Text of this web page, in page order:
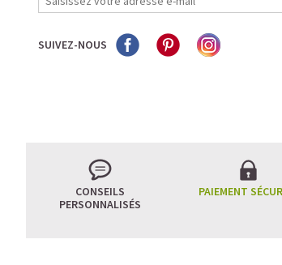
SUIVEZ-NOUS
CONSEILS
PERSONNALISÉS
PAIEMENT